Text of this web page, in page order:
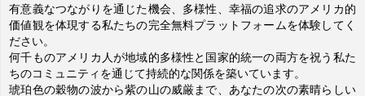
有意義なつながりを通じた機会、多様性、幸福の追求のアメリカ的
価値観を体現する私たちの完全無料プラットフォームを体験してく
ださい。
何千ものアメリカ人が地域的多様性と国家的統一の両方を祝う私た
ちのコミュニティを通じて持続的な関係を築いています。
琥珀色の穀物の波から紫の山の威厳まで、あなたの次の素晴らしい